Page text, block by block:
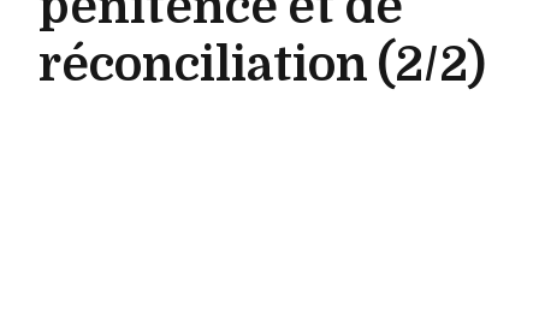
réconciliation (2/2)